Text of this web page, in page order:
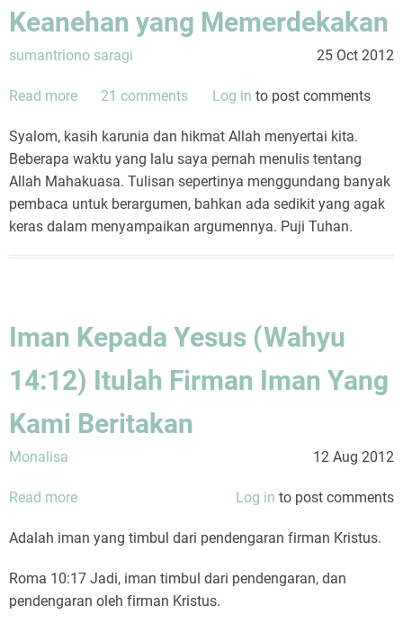
Keanehan yang Memerdekakan
sumantriono saragi 25 Oct 2012
Read more about
yang
Memerdekakan
21 comments Log in to post comments
Syalom, kasih karunia dan hikmat Allah menyertai kita.
Beberapa waktu yang lalu saya pernah menulis tentang
Allah Mahakuasa. Tulisan sepertinya menggundang banyak
pembaca untuk berargumen, bahkan ada sedikit yang agak
keras dalam menyampaikan argumennya. Puji Tuhan.
Iman Kepada Yesus (Wahyu
14:12) Itulah Firman Iman Yang
Kami Beritakan
Monalisa 12 Aug 2012
Read more
Kepada
(Wahyu
14:12)
Log in to post comments
Adalah iman yang timbul dari pendengaran firman Kristus.
Roma 10:17 Jadi, iman timbul dari pendengaran, dan
pendengaran oleh firman Kristus.